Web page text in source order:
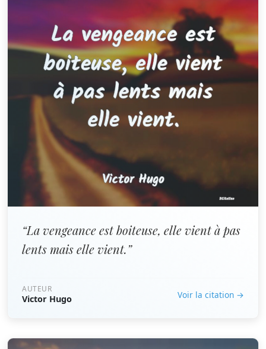
“La vengeance est boiteuse, elle vient à pas
lents mais elle vient.”
AUTEUR
Victor Hugo Voir la citation →